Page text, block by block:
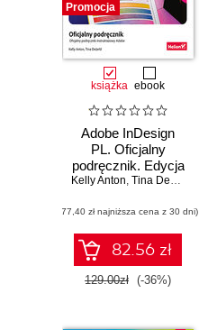
Promocja
książka ebook
Adobe InDesign
PL. Oficjalny
podręcznik. Edycja
2023
Kelly Anton, Tina DeJarld
(77,40 zł najniższa cena z 30 dni)
82.56 zł
129.00zł (-36%)